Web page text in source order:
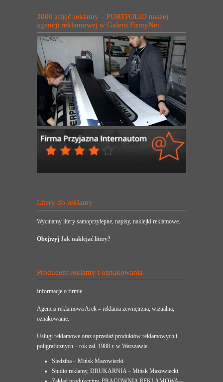
3000 zdjęć reklamy – PORTFOLIO naszej
agencji reklamowej w Galerii FirmyNet.
Litery do reklamy
Wycinamy litery samoprzylepne, napisy, naklejki reklamowe.
Obejrzyj Jak naklejać litery?
Producent reklamy i oznakowania
Informacje o firmie.
Agencja reklamowa Arek – reklama zewnętrzna, wizualna,
oznakowanie.
Usługi reklamowe oraz sprzedaż produktów reklamowych i
poligraficznych – rok zał. 1988 r. w Warszawie.
Siedziba – Mińsk Mazowiecki
Studio reklamy, DRUKARNIA – Mińsk Mazowiecki